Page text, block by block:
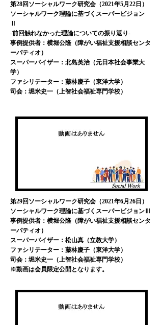
第28回ソーシャルワーク研究会（2021年5月22日）
ソーシャルワーク理論に基づくスーパービジョン
-前回触れなかった理論についての振り返り-
事例提供者：横堀公隆（障がい福祉支援相談センタ
ーパティオ）
スーパーバイザー：北島英治（元日本社会事業大
学）
ファシリテーター：藤林慶子（東洋大学）
司会：堀米史一（上智社会福祉専門学校）
第29回ソーシャルワーク研究会（2021年6月26日）
ソーシャルワーク理論に基づくスーパービジョンⅢ
事例提供者：横堀公隆（障がい福祉支援相談センタ
ーパティオ）
スーパーバイザー：松山真（立教大学）
ファシリテーター：藤林慶子（東洋大学）
司会：堀米史一（上智社会福祉専門学校）
※動画は会員限定公開となります。